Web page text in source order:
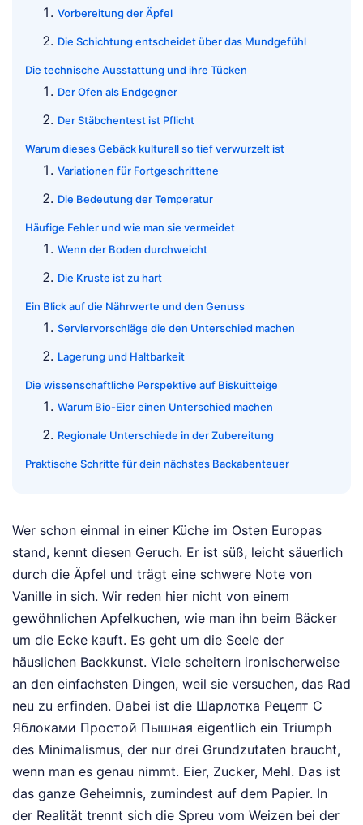
Vorbereitung der Äpfel
Die Schichtung entscheidet über das Mundgefühl
Die technische Ausstattung und ihre Tücken
Der Ofen als Endgegner
Der Stäbchentest ist Pflicht
Warum dieses Gebäck kulturell so tief verwurzelt ist
Variationen für Fortgeschrittene
Die Bedeutung der Temperatur
Häufige Fehler und wie man sie vermeidet
Wenn der Boden durchweicht
Die Kruste ist zu hart
Ein Blick auf die Nährwerte und den Genuss
Serviervorschläge die den Unterschied machen
Lagerung und Haltbarkeit
Die wissenschaftliche Perspektive auf Biskuitteige
Warum Bio-Eier einen Unterschied machen
Regionale Unterschiede in der Zubereitung
Praktische Schritte für dein nächstes Backabenteuer
Wer schon einmal in einer Küche im Osten Europas
stand, kennt diesen Geruch. Er ist süß, leicht säuerlich
durch die Äpfel und trägt eine schwere Note von
Vanille in sich. Wir reden hier nicht von einem
gewöhnlichen Apfelkuchen, wie man ihn beim Bäcker
um die Ecke kauft. Es geht um die Seele der
häuslichen Backkunst. Viele scheitern ironischerweise
an den einfachsten Dingen, weil sie versuchen, das Rad
neu zu erfinden. Dabei ist die Шарлотка Рецепт С
Яблоками Простой Пышная eigentlich ein Triumph
des Minimalismus, der nur drei Grundzutaten braucht,
wenn man es genau nimmt. Eier, Zucker, Mehl. Das ist
das ganze Geheimnis, zumindest auf dem Papier. In
der Realität trennt sich die Spreu vom Weizen bei der